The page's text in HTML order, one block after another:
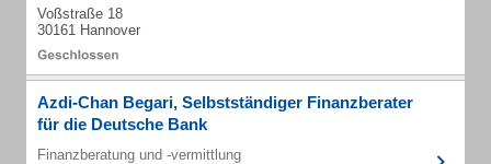
Voßstraße 18
30161 Hannover
Azdi-Chan Begari, Selbstständiger Finanzberater
für die Deutsche Bank
Finanzberatung und -vermittlung